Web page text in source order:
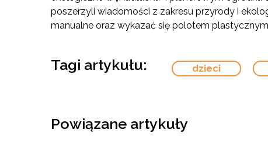
poszerzyli wiadomości z zakresu przyrody i
manualne oraz wykazać się polotem
Tagi artykułu: dzieci
Powiązane artykuły